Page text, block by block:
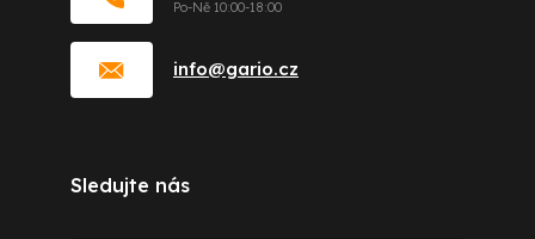
info@gario.cz
Sledujte nás